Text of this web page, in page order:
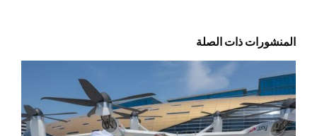
المنشورات ذات الصلة